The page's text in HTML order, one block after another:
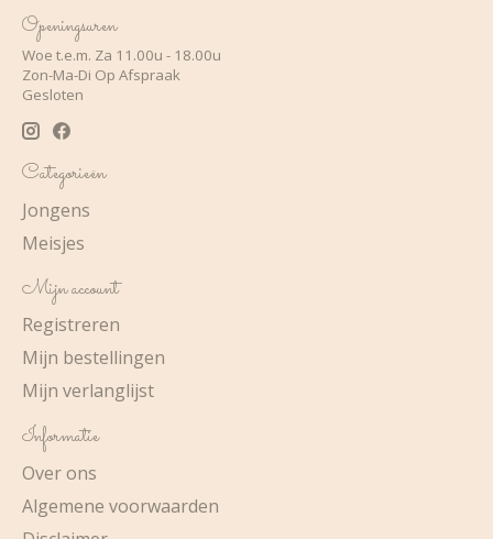
Openingsuren
Woe t.e.m. Za 11.00u - 18.00u
Zon-Ma-Di Op Afspraak
Gesloten
Categorieën
Jongens
Meisjes
Mijn account
Registreren
Mijn bestellingen
Mijn verlanglijst
Informatie
Over ons
Algemene voorwaarden